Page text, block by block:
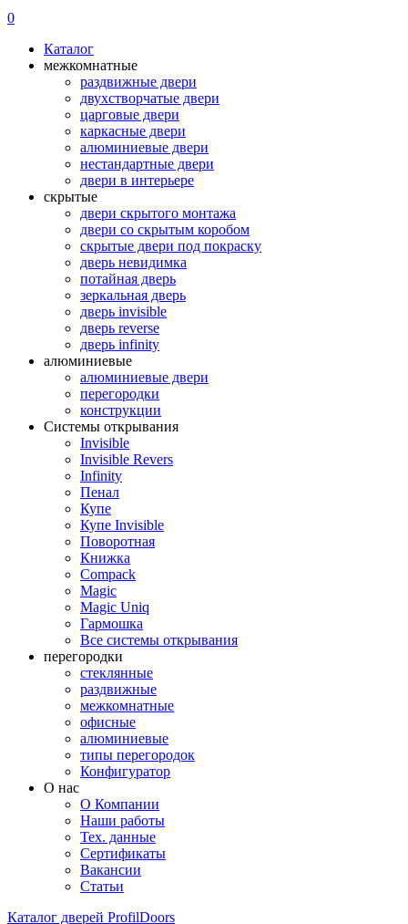
0
Каталог
межкомнатные
раздвижные двери
двухстворчатые двери
царговые двери
каркасные двери
алюминиевые двери
нестандартные двери
двери в интерьере
скрытые
двери скрытого монтажа
двери со скрытым коробом
скрытые двери под покраску
дверь невидимка
потайная дверь
зеркальная дверь
дверь invisible
дверь reverse
дверь infinity
алюминиевые
алюминиевые двери
перегородки
конструкции
Системы открывания
Invisible
Invisible Revers
Infinity
Пенал
Купе
Купе Invisible
Поворотная
Книжка
Compack
Magic
Magic Uniq
Гармошка
Все системы открывания
перегородки
стеклянные
раздвижные
межкомнатные
офисные
алюминиевые
типы перегородок
Конфигуратор
О нас
О Компании
Наши работы
Тех. данные
Сертификаты
Вакансии
Статьи
Каталог дверей ProfilDoors